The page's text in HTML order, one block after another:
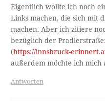
Eigentlich wollte ich noch
Links machen, die sich mit
machen. Aber ich zitiere
bezüglich der
(https://innsbruck-
außerdem möchte ich mich
Antworten